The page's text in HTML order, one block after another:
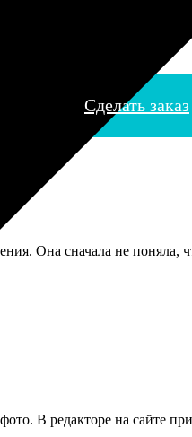
Сделать заказ
Она сначала не
В редакторе на сайте